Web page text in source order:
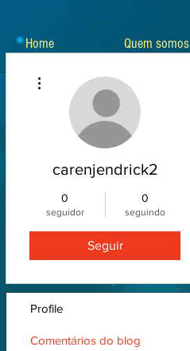
Home Quem somos
carenjendrick2
0
seguidor
0
seguindo
Seguir
Profile
Comentários do blog